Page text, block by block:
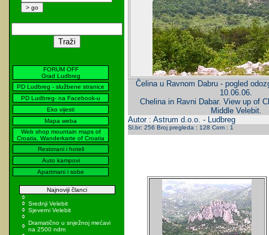
FORUM OFF
Grad Ludbreg
PD Ludbreg - službene stranice
PD Ludbreg- na Facebook-u
Eko vijesti
Mapa weba
Web shop mountain maps of
Croatia, Wanderkarte of Croatia
Restorani i hoteli
Auto kampovi
Apartmani i sobe
Najnoviji članci
Srednji Velebit
Sjeverni Velebit
Dramatično u snježnoj mećavi
na 2500 ndm
Čelina u Ravnom Dabru - pogled
10.06.06.
Chelina in Ravni Dabar. View up of
Middle Velebit.
Autor : Astrum d.o.o. - Ludbreg
Sl.br: 256 Broj pregleda : 128 Com : 1